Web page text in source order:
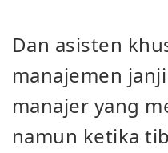
Dan asisten
manajemen
manajer yang
namun ketika